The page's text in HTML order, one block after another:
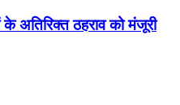
अतिरिक्त ठहराव को मंजूरी